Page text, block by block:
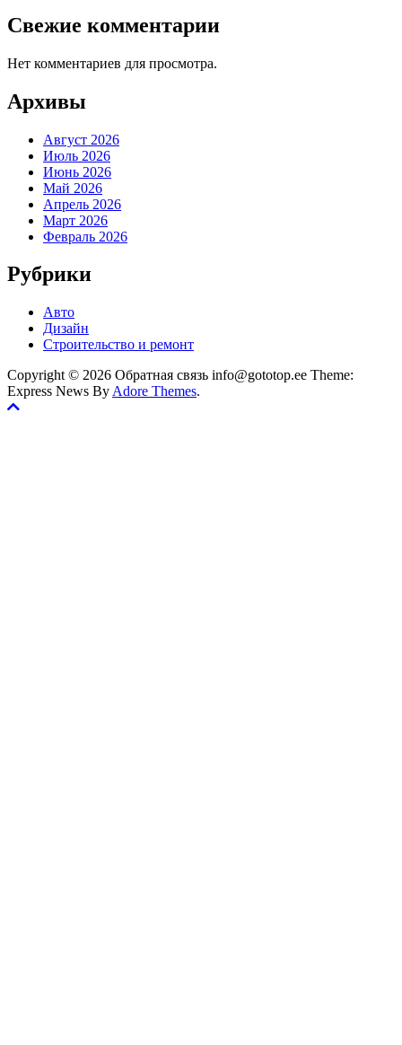
Свежие комментарии
Нет комментариев для просмотра.
Архивы
Август 2026
Июль 2026
Июнь 2026
Май 2026
Апрель 2026
Март 2026
Февраль 2026
Рубрики
Авто
Дизайн
Строительство и ремонт
Copyright © 2026 Обратная связь info@gototop.ee Theme:
Express News By Adore Themes.